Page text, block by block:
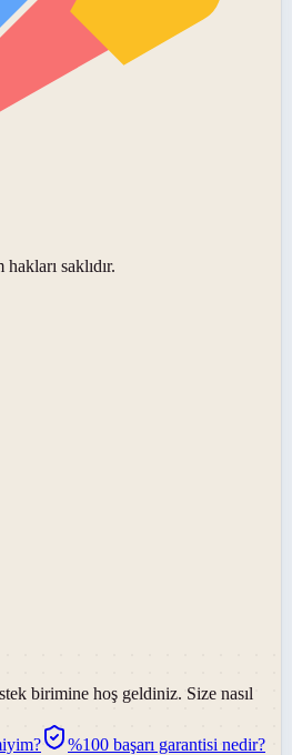
saklıdır.
birimine hoş geldiniz. Size nasıl
%100 başarı garantisi nedir?